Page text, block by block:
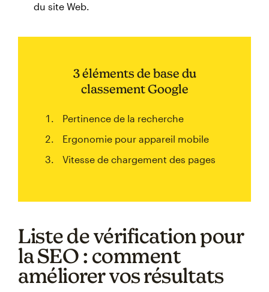
du site Web.
3 éléments de base du
classement Google
Pertinence de la recherche
Ergonomie pour appareil mobile
Vitesse de chargement des pages
Liste de vérification pour
la SEO : comment
améliorer vos résultats